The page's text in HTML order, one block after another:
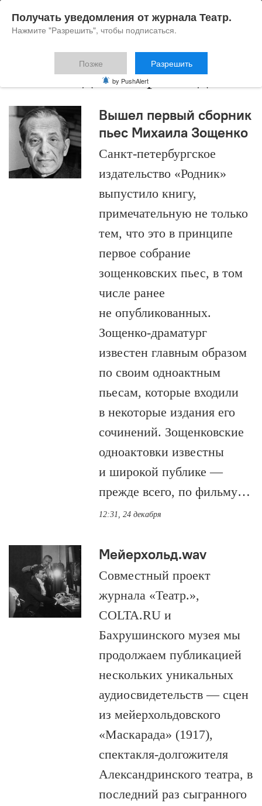
Всеволод Мейерхольд
Вышел первый сборник
пьес Михаила Зощенко
Санкт-петербургское
издательство «Родник»
выпустило книгу,
примечательную не только
тем, что это в принципе
первое собрание
зощенковских пьес, в том
числе ранее
не опубликованных.
Зощенко-драматург
известен главным образом
по своим одноактным
пьесам, которые входили
в некоторые издания его
сочинений. Зощенковские
одноактовки известны
и широкой публике —
прежде всего, по фильму…
12:31, 24 декабря
Мейерхольд.wav
Совместный проект
журнала «Театр.»,
COLTA.RU и
Бахрушинского музея мы
продолжаем публикацией
нескольких уникальных
аудиосвидетельств — сцен
из мейерхольдовского
«Маскарада» (1917),
спектакля-долгожителя
Александринского театра, в
последний раз сыгранного
Получать уведомления от журнала Театр.
Нажмите "Разрешить", чтобы подписаться.
Позже Разрешить
by PushAlert